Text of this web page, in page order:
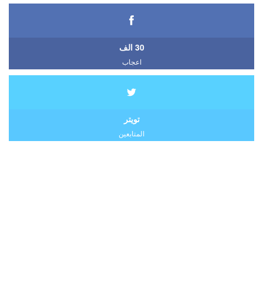
30 الف
اعجاب
تويتر
المتابعين